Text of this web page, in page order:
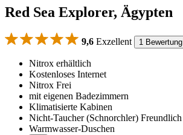
Red Sea Explorer, Ägypten
9,6 Exzellent 1 Bewertung
Nitrox erhältlich
Kostenloses Internet
Nitrox Frei
mit eigenen Badezimmern
Klimatisierte Kabinen
Nicht-Taucher (Schnorchler) Freundlich
Warmwasser-Duschen